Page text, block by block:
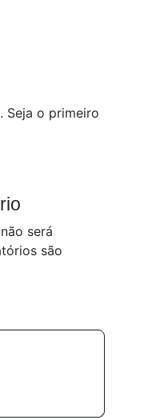
Seja o primeiro
será
são